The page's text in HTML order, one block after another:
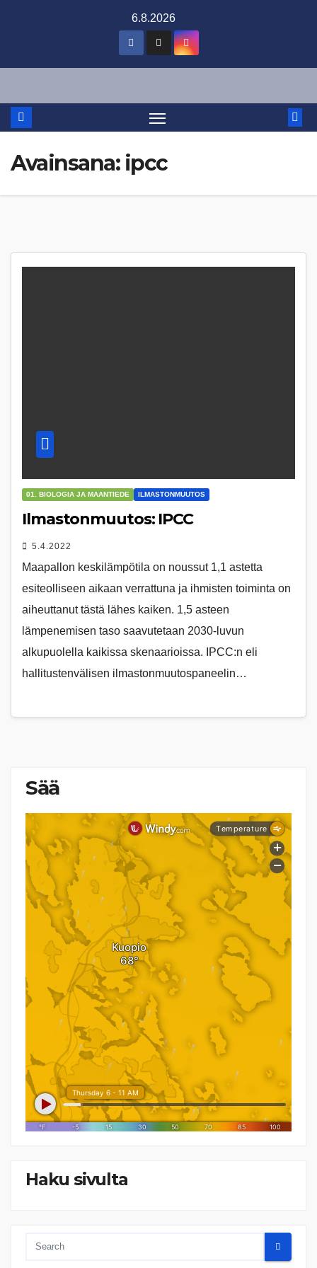
6.8.2026
Avainsana: ipcc
01. BIOLOGIA JA MAANTIEDE ILMASTONMUUTOS
Ilmastonmuutos: IPCC
5.4.2022
Maapallon keskilämpötila on noussut 1,1 astetta
esiteolliseen aikaan verrattuna ja ihmisten toiminta on
aiheuttanut tästä lähes kaiken. 1,5 asteen
lämpenemisen taso saavutetaan 2030-luvun
alkupuolella kaikissa skenaarioissa. IPCC:n eli
hallitustenvälisen ilmastonmuutospaneelin…
Sää
Haku sivulta